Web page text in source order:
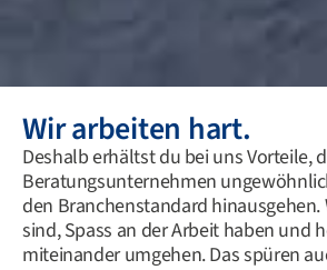
Wir arbeiten hart.
Deshalb erhältst du bei uns Vorteile,
Beratungsunternehmen
den Branchenstandard hinausgehen.
sind, Spass an der Arbeit haben und
miteinander umgehen. Das spüren